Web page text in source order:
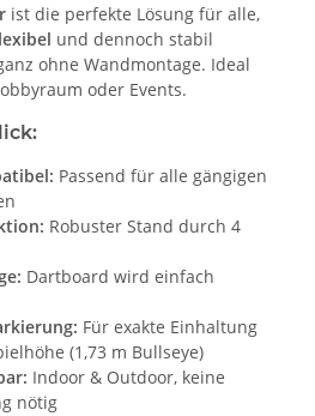
ist die perfekte Lösung für alle,
und dennoch stabil
ohne Wandmontage. Ideal
oder Events.
Passend für alle gängigen
Robuster Stand durch 4
Dartboard wird einfach
Für exakte Einhaltung
(1,73 m Bullseye)
Indoor & Outdoor, keine
nötig